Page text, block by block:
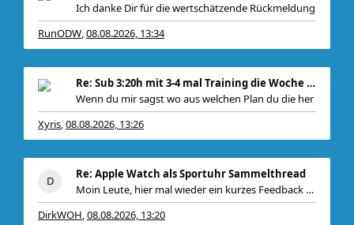
Ich danke Dir für die wertschätzende Rückmeldung
RunODW,08.08.2026, 13:34
Re: Sub 3:20h mit 3-4 mal Training die Woche machb
Wenn du mir sagst wo aus welchen Plan du die her
Xyris,08.08.2026, 13:26
Re: Apple Watch als Sportuhr Sammelthread
Moin Leute, hier mal wieder ein kurzes Feedback vo
DirkWOH,08.08.2026, 13:20